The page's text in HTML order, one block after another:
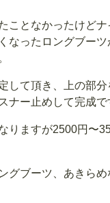
ことなかったけど
なったロングブー
して頂き、上の部
ナー止めして完成で
りますが2500円〜
グブーツ、あきら